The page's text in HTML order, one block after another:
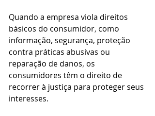
Quando a empresa viola direitos
básicos do consumidor, como
informação, segurança, proteção
contra práticas abusivas ou
reparação de danos, os
consumidores têm o direito de
recorrer à justiça para proteger seus
interesses.